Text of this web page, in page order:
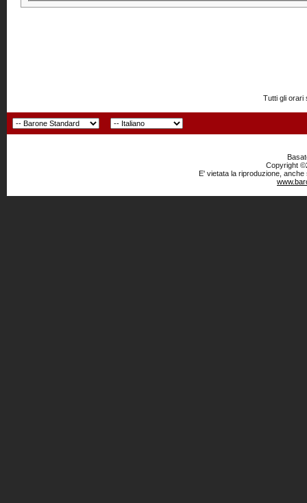
Tutti gli orari
Copyright
E' vietata la riproduzione,